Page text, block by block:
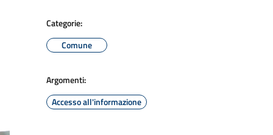
Categorie:
Comune
Argomenti:
Accesso all'informazione